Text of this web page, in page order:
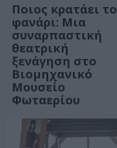
Ποιος κρατάει το
φανάρι: Μια
συναρπαστική
θεατρική
ξενάγηση στο
Βιομηχανικό
Μουσείο
Φωταερίου